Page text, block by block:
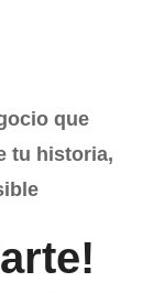
que
tu historia,